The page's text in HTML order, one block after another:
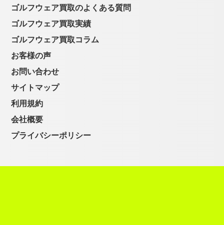
ゴルフウェア買取のよくある質問
ゴルフウェア買取実績
ゴルフウェア買取コラム
お客様の声
お問い合わせ
サイトマップ
利用規約
会社概要
プライバシーポリシー